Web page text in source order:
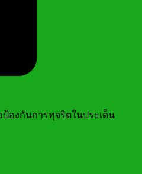
องกันการทุจริตในประเด็น